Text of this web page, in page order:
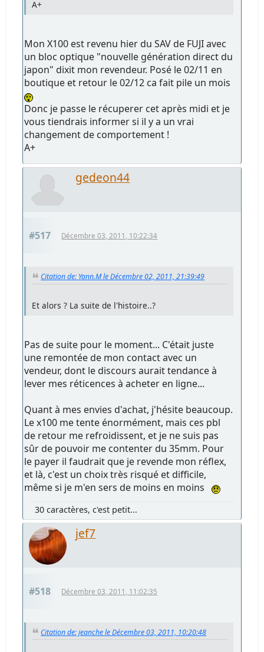
A+
Mon X100 est revenu hier du SAV de FUJI avec
un bloc optique "nouvelle génération direct du
japon" dixit mon revendeur. Posé le 02/11 en
boutique et retour le 02/12 ca fait pile un mois
Donc je passe le récuperer cet après midi et je
vous tiendrais informer si il y a un vrai
changement de comportement !
A+
gedeon44
#517 Décembre 03, 2011, 10:22:34
Citation de: Yann.M le Décembre 02, 2011, 21:39:49
Et alors ? La suite de l'histoire..?
Pas de suite pour le moment... C'était juste
une remontée de mon contact avec un
vendeur, dont le discours aurait tendance à
lever mes réticences à acheter en ligne...
Quant à mes envies d'achat, j'hésite beaucoup.
Le x100 me tente énormément, mais ces pbl
de retour me refroidissent, et je ne suis pas
sûr de pouvoir me contenter du 35mm. Pour
le payer il faudrait que je revende mon réflex,
et là, c'est un choix très risqué et difficile,
même si je m'en sers de moins en moins
30 caractères, c'est petit...
jef7
#518 Décembre 03, 2011, 11:02:35
Citation de: jeanche le Décembre 03, 2011, 10:20:48